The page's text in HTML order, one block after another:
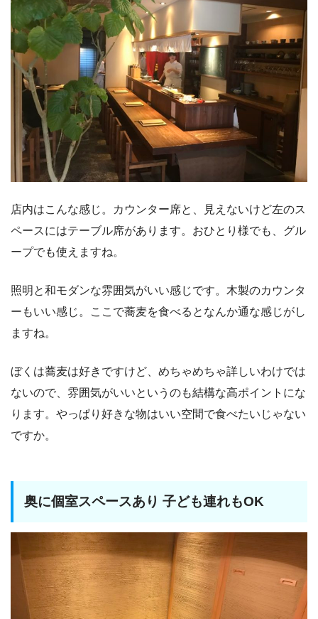
店内はこんな感じ。カウンター席と、見えないけど左のス
ペースにはテーブル席があります。おひとり様でも、グル
ープでも使えますね。
照明と和モダンな雰囲気がいい感じです。木製のカウンタ
ーもいい感じ。ここで蕎麦を食べるとなんか通な感じがし
ますね。
ぼくは蕎麦は好きですけど、めちゃめちゃ詳しいわけでは
ないので、雰囲気がいいというのも結構な高ポイントにな
ります。やっぱり好きな物はいい空間で食べたいじゃない
ですか。
奥に個室スペースあり 子ども連れもOK